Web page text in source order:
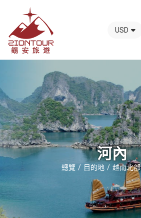
越
安
國
際
旅
行
社
南
USD
河內
總覽 目的地 越南北部